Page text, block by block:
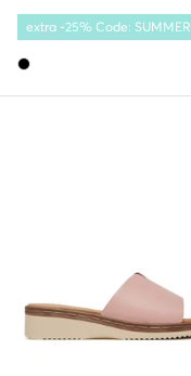
extra -25% Code: SUMMER